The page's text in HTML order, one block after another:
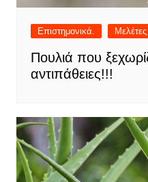
Επιστημονικά. Μελέτες
Πουλιά που
αντιπάθειες!!!